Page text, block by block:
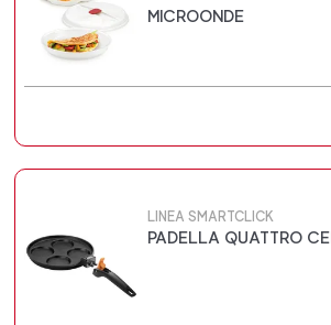
MICROONDE
LINEA SMARTCLICK
PADELLA QUATTRO